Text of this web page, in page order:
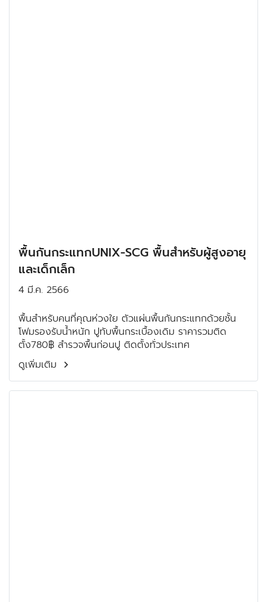
พื้นกันกระแทกUNIX-SCG พื้นสำหรับผู้สูงอายุ
และเด็กเล็ก
4 มี.ค. 2566
พื้นสำหรับคนที่คุณห่วงใย ตัวแผ่นพื้นกันกระแทกด้วยชั้น
โฟมรองรับน้ำหนัก ปูทับพื้นกระเบื้องเดิม ราคารวมติด
ตั้ง780฿ สำรวจพื้นก่อนปู ติดตั้งทั่วประเทศ
ดูเพิ่มเติม